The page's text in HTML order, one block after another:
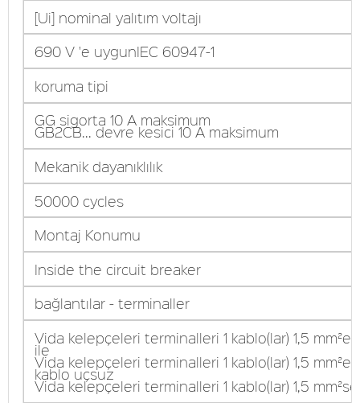
[Ui] nominal yalıtım voltajı
690 V 'e uygunIEC 60947-1
koruma tipi
GG sigorta 10 A maksimum
GB2CB... devre kesici 10 A maksimum
Mekanik dayanıklılık
50000 cycles
Montaj Konumu
Inside the circuit breaker
bağlantılar - terminaller
Vida kelepçeleri terminalleri 1 kablo(lar) 1,5
ile
Vida kelepçeleri terminalleri 1 kablo(lar) 1,5
kablo uçsuz
Vida kelepçeleri terminalleri 1 kablo(lar) 1,5